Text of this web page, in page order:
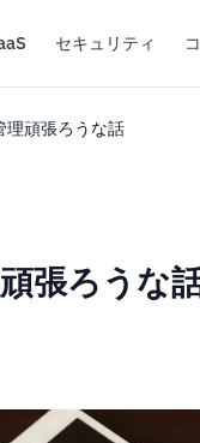
セキュリティ
理頑張ろうな話
張ろうな